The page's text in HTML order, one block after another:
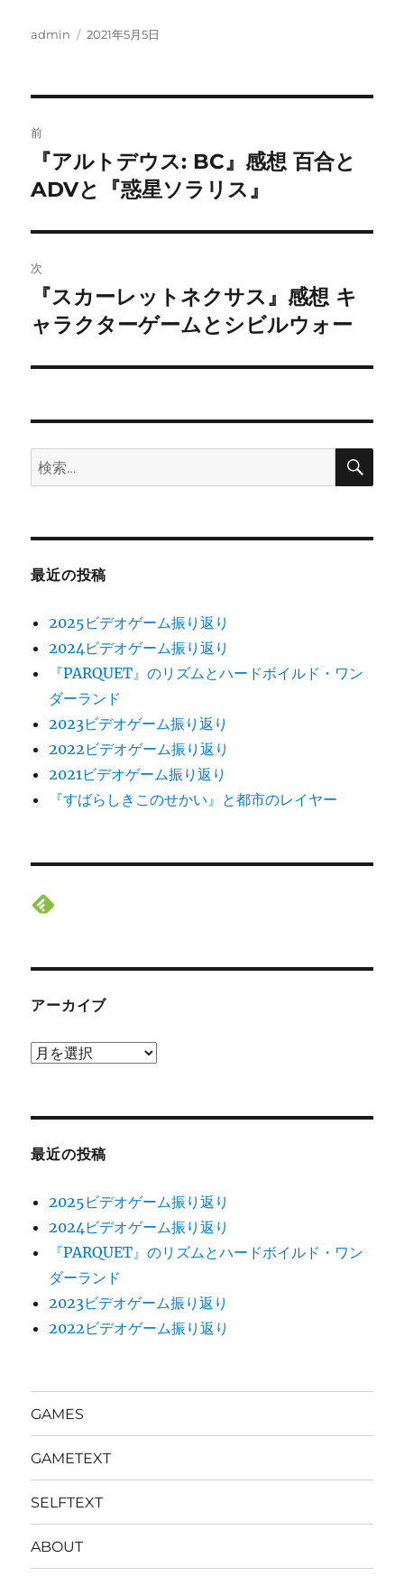
it
r
投
admin
投
2021年5月5日
稿
ナ
ビ
ゲ
ー
シ
ン
前
前
の
稿:
『アルトデウス: BC』感想 百合と
ADVと『惑星ソラリス』
次
次
の
稿:
『スカーレットネクサス』感想 キ
ャラクターゲームとシビルウォー
検
索:
検
最近の投稿
2025ビデオゲーム振り返り
2024ビデオゲーム振り返り
『PARQUET』のリズムとハードボイルド・ワン
ダーランド
2023ビデオゲーム振り返り
2022ビデオゲーム振り返り
2021ビデオゲーム振り返り
『すばらしきこのせかい』と都市のレイヤー
アーカイブ
ア
ブ
最近の投稿
2025ビデオゲーム振り返り
2024ビデオゲーム振り返り
『PARQUET』のリズムとハードボイルド・ワン
ダーランド
2023ビデオゲーム振り返り
2022ビデオゲーム振り返り
GAMES
GAMETEXT
SELFTEXT
ABOUT